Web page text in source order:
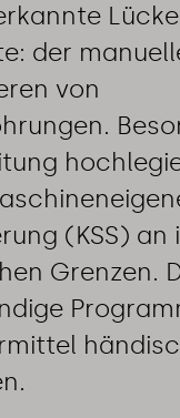
der
von
(KSS) an
Grenzen.